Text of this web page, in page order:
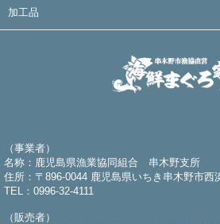
加工品
（事業者）
名称：鹿児島県漁業協同組合 串木野支所
住所：〒896-0044 鹿児島県いちき串木野市西
TEL：0996-32-4111
（販売者）